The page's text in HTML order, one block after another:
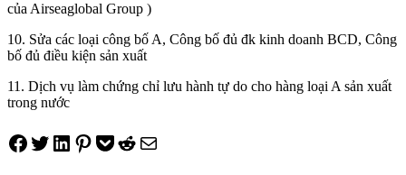
của Airseaglobal Group )
10. Sửa các loại công bố A, Công bố đủ đk kinh doanh BCD, Công
bố đủ điều kiện sản xuất
11. Dịch vụ làm chứng chỉ lưu hành tự do cho hàng loại A sản xuất
trong nước
Share on Facebook
Tweet on Twitter
Share on LinkedIn
Pin on Pinterest
Save to pocket
Share on Reddit
Share via Email